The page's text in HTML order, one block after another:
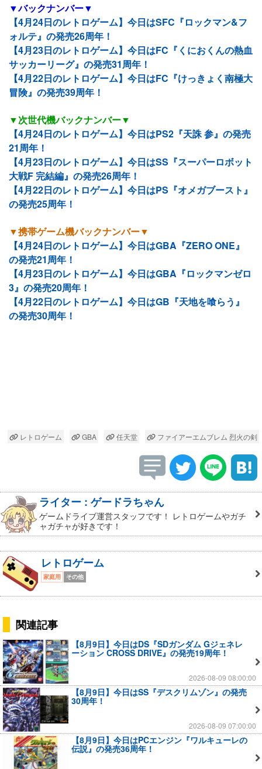
▼バックナンバー▼
【4月24日のレトロゲーム】今日はSFC『ロックマン&フ
ォルテ』の発売26周年！
【4月23日のレトロゲーム】今日はFC『くにおくんの熱血
サッカーリーグ』の発売31周年！
【4月22日のレトロゲーム】今日はFC『けっきょく南極大
冒険』の発売39周年！
▼次世代機バックナンバー▼
【4月24日のレトロゲーム】今日はPS2『天誅 参』の発売
21周年！
【4月23日のレトロゲーム】今日はSS『スーパーロボット
大戦F 完結編』の発売26周年！
【4月22日のレトロゲーム】今日はPS『オメガブースト』
の発売25周年！
▼携帯ゲーム機バックナンバー▼
【4月24日のレトロゲーム】今日はGBA『ZERO ONE』
の発売21周年！
【4月23日のレトロゲーム】今日はGBA『ロックマンゼロ
3』の発売20周年！
【4月22日のレトロゲーム】今日はGB『天地を喰らう』
の発売30周年！
レトロゲーム GBA 任天堂 ファイアーエムブレム 烈火の剣
ライター : ゲードラちゃん
ゲームドライブ運営スタッフです！ レトロゲームやガチ
ャガチャが好きです！
レトロゲーム
家庭用 その他
関連記事
【8月9日】今日はDS『SDガンダム Gジェネレ
ーション CROSS DRIVE』の発売19周年！
2026-08-09 08:00:00
【8月9日】今日はSS『デスクリムゾン』の発売
30周年！
2026-08-09 07:00:00
【8月9日】今日はPCエンジン『ワルキューレの
伝説』の発売36周年！